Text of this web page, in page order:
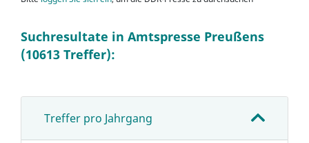
Suchresultate in Amtspresse Preußens
(10613 Treffer):
Treffer pro Jahrgang